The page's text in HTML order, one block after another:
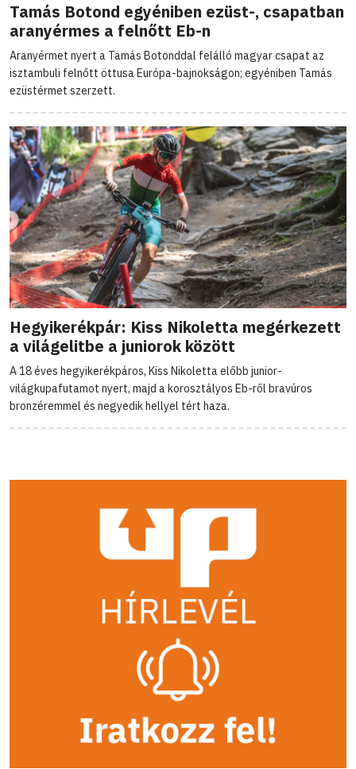
Tamás Botond egyéniben ezüst-, csapatban
aranyérmes a felnőtt Eb-n
Aranyérmet nyert a Tamás Botonddal felálló magyar csapat az
isztambuli felnőtt öttusa Európa-bajnokságon; egyéniben Tamás
ezüstérmet szerzett.
Hegyikerékpár: Kiss Nikoletta megérkezett
a világelitbe a juniorok között
A 18 éves hegyikerékpáros, Kiss Nikoletta előbb junior-
világkupafutamot nyert, majd a korosztályos Eb-ről bravúros
bronzéremmel és negyedik hellyel tért haza.